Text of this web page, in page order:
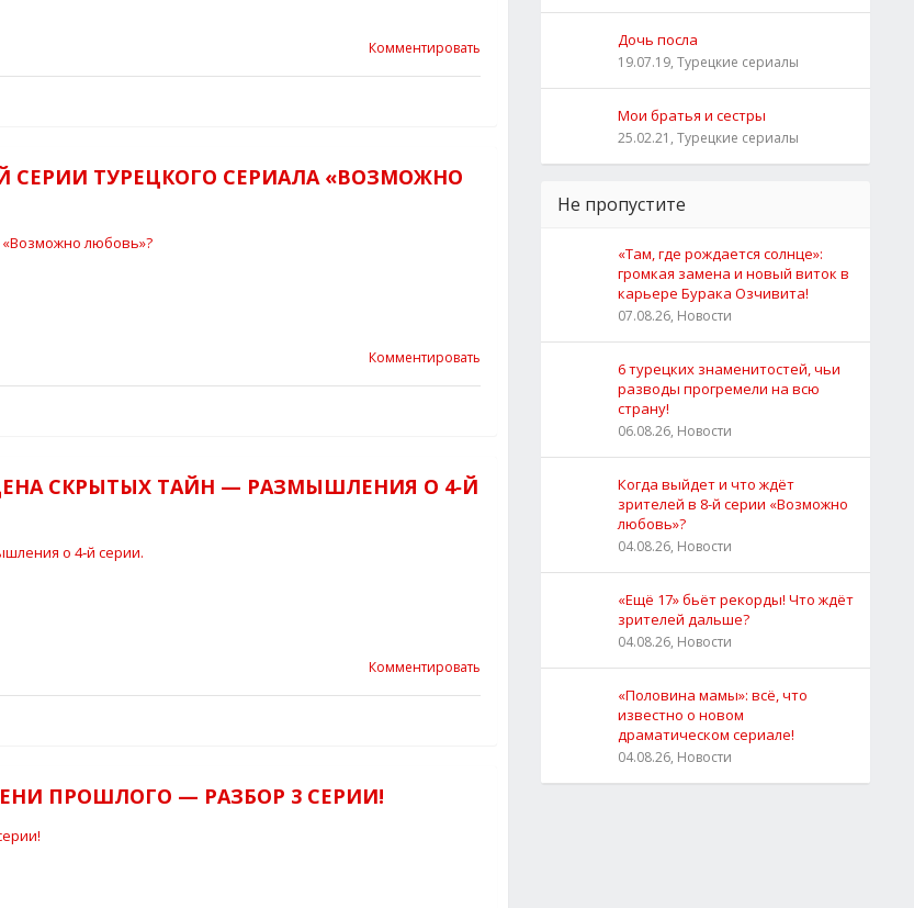
Комментировать
СЕРИИ ТУРЕЦКОГО СЕРИАЛА «ВОЗМОЖНО
Комментировать
СКРЫТЫХ ТАЙН — РАЗМЫШЛЕНИЯ О 4‑Й
Комментировать
ПРОШЛОГО — РАЗБОР 3 СЕРИИ!
Дочь посла
19.07.19, Турецкие сериалы
Мои братья и сестры
25.02.21, Турецкие сериалы
Не пропустите
«Там, где рождается солнце»:
громкая замена и новый виток в
карьере Бурака Озчивита!
07.08.26, Новости
6 турецких знаменитостей, чьи
разводы прогремели на всю
страну!
06.08.26, Новости
Когда выйдет и что ждёт
зрителей в 8-й серии «Возможно
любовь»?
04.08.26, Новости
«Ещё 17» бьёт рекорды! Что ждёт
зрителей дальше?
04.08.26, Новости
«Половина мамы»: всё, что
известно о новом
драматическом сериале!
04.08.26, Новости